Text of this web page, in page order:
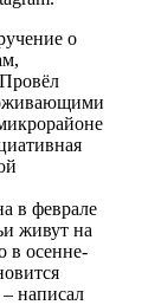
о
в феврале
живут на
в осенне-
написал